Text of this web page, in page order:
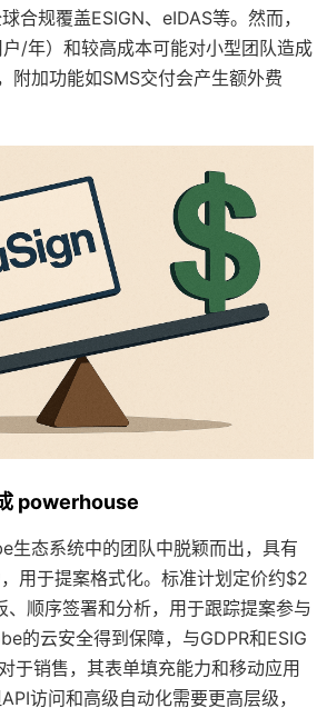
合规覆盖ESIGN、eIDAS等。然而，
/年）和较高成本可能对小型团队造成
附加功能如SMS交付会产生额外费
powerhouse
态系统中的团队中脱颖而出，具有
用于提案格式化。标准计划定价约$2
顺序签署和分析，用于跟踪提案参与
的云安全得到保障，与GDPR和ESIG
于销售，其表单填充能力和移动应用
访问和高级自动化需要更高层级，